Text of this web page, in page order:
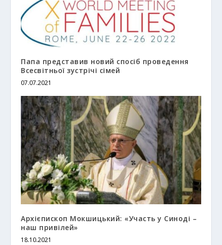
Папа представив новий спосіб проведення
Всесвітньої зустрічі сімей
07.07.2021
Архієпископ Мокшицький: «Участь у Синоді –
наш привілей»
18.10.2021